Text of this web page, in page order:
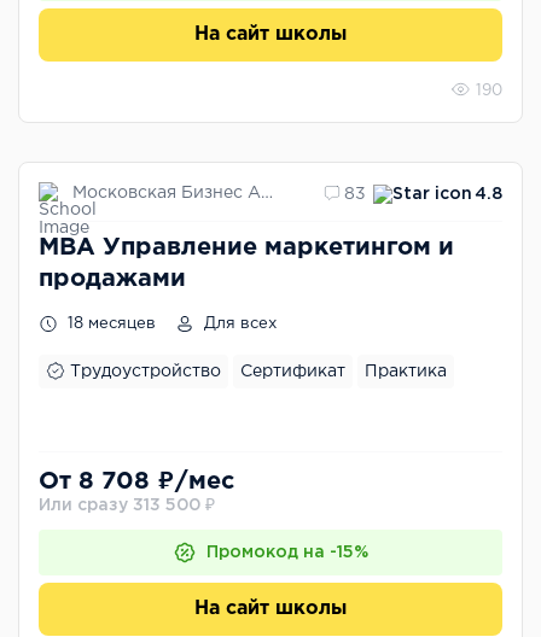
На сайт школы
190
Московская Бизнес Академия 83 4.8
MBA Управление маркетингом и
продажами
18 месяцев Для всех
Трудоустройство Сертификат Практика
От 8 708 ₽/мес
Или сразу 313 500 ₽
Промокод на -15%
На сайт школы